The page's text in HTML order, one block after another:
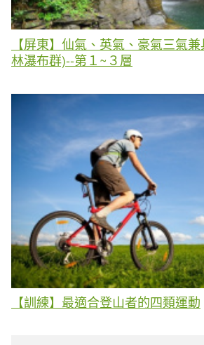
【屏東】仙氣、英氣、豪氣三氣
林瀑布群)--第１~３層
【訓練】最適合登山者的四類運動